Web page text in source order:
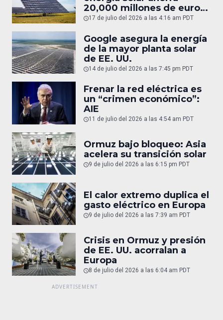
20,000 millones de euros
en gas
17 de julio del 2026 a las 4:16 am PDT
Google asegura la energía
de la mayor planta solar
de EE. UU.
14 de julio del 2026 a las 7:45 pm PDT
Frenar la red eléctrica es
un “crimen económico”:
AIE
11 de julio del 2026 a las 4:54 am PDT
Ormuz bajo bloqueo: Asia
acelera su transición solar
9 de julio del 2026 a las 6:15 pm PDT
El calor extremo duplica el
gasto eléctrico en Europa
9 de julio del 2026 a las 7:39 am PDT
Crisis en Ormuz y presión
de EE. UU. acorralan a
Europa
8 de julio del 2026 a las 6:04 am PDT